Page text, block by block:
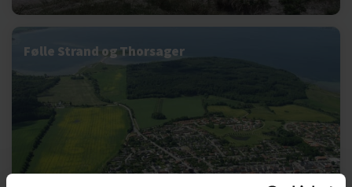
Følle Strand og Thorsager